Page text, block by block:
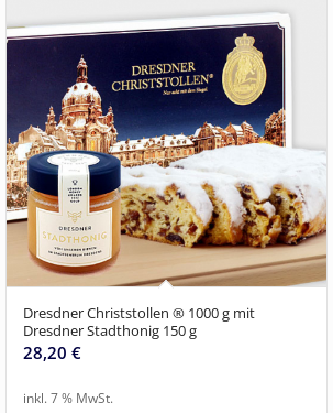
Dresdner Christstollen ® 1000 g mit
Dresdner Stadthonig 150 g
28,20€
inkl. 7 % MwSt.